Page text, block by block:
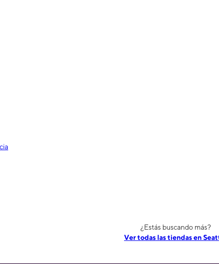
¿Estás buscando más?
Ver todas las tiendas en